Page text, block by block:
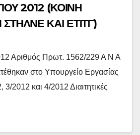
2012 (ΚΟΙΝΗ
ΚΑΙ ΕΤΙΤΓ)
Αριθμός Πρωτ. 1562/229 Α Ν Α
στο Υπουργείο Εργασίας
2012 και 4/2012 Διαιτητικές